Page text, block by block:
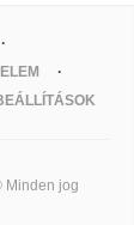
Minden jog